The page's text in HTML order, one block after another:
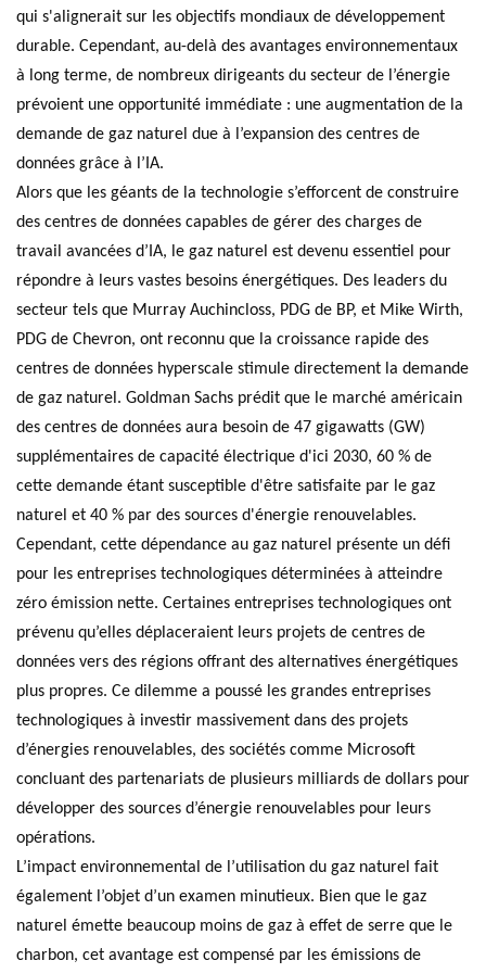
qui s'alignerait sur les objectifs mondiaux de développement
durable. Cependant, au-delà des avantages environnementaux
à long terme, de nombreux dirigeants du secteur de l’énergie
prévoient une opportunité immédiate : une augmentation de la
demande de gaz naturel due à l’expansion des centres de
données grâce à l’IA.
Alors que les géants de la technologie s’efforcent de construire
des centres de données capables de gérer des charges de
travail avancées d’IA, le gaz naturel est devenu essentiel pour
répondre à leurs vastes besoins énergétiques. Des leaders du
secteur tels que Murray Auchincloss, PDG de BP, et Mike Wirth,
PDG de Chevron, ont reconnu que la croissance rapide des
centres de données hyperscale stimule directement la demande
de gaz naturel. Goldman Sachs prédit que le marché américain
des centres de données aura besoin de 47 gigawatts (GW)
supplémentaires de capacité électrique d'ici 2030, 60 % de
cette demande étant susceptible d'être satisfaite par le gaz
naturel et 40 % par des sources d'énergie renouvelables.
Cependant, cette dépendance au gaz naturel présente un défi
pour les entreprises technologiques déterminées à atteindre
zéro émission nette. Certaines entreprises technologiques ont
prévenu qu’elles déplaceraient leurs projets de centres de
données vers des régions offrant des alternatives énergétiques
plus propres. Ce dilemme a poussé les grandes entreprises
technologiques à investir massivement dans des projets
d’énergies renouvelables, des sociétés comme Microsoft
concluant des partenariats de plusieurs milliards de dollars pour
développer des sources d’énergie renouvelables pour leurs
opérations.
L’impact environnemental de l’utilisation du gaz naturel fait
également l’objet d’un examen minutieux. Bien que le gaz
naturel émette beaucoup moins de gaz à effet de serre que le
charbon, cet avantage est compensé par les émissions de